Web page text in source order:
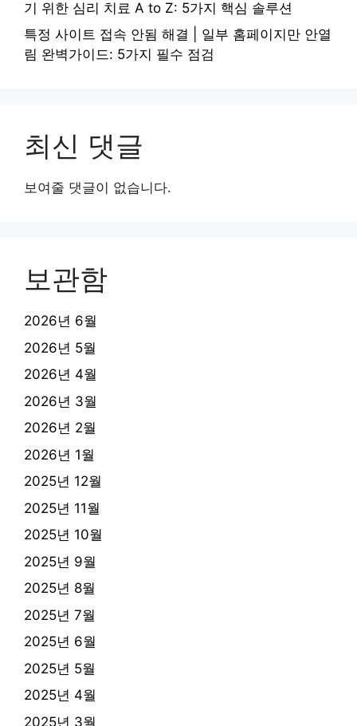
기 위한 심리 치료 A to Z: 5가지 핵심 솔루션
특정 사이트 접속 안됨 해결 | 일부 홈페이지만 안열
림 완벽가이드: 5가지 필수 점검
최신 댓글
보여줄 댓글이 없습니다.
보관함
2026년 6월
2026년 5월
2026년 4월
2026년 3월
2026년 2월
2026년 1월
2025년 12월
2025년 11월
2025년 10월
2025년 9월
2025년 8월
2025년 7월
2025년 6월
2025년 5월
2025년 4월
2025년 3월